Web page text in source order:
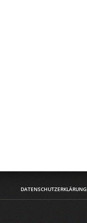
DATENSCHUTZERKLÄRUNG